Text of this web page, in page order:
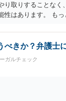
取りすることなく
性はあります。 も
体に送金する」と
なぐプラットフォ
座組を踏まえて検
該当する可能性が
形（収納代行など
士へご相談いただ
べきか？弁護士
ガルチェック